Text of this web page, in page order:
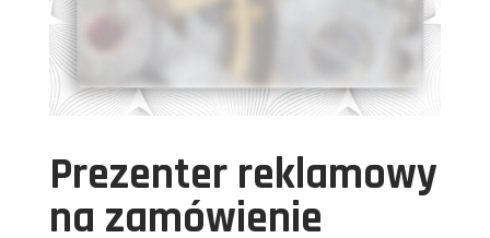
Prezenter reklamowy
na zamówienie